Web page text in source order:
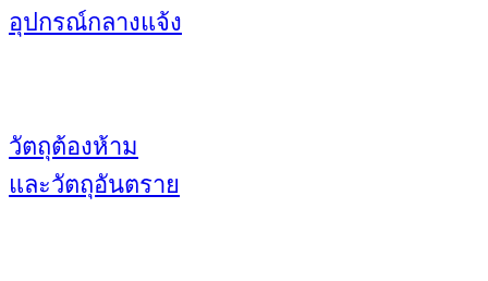
อุปกรณ์กลางแจ้ง
วัตถุต้องห้าม
และวัตถุอันตราย